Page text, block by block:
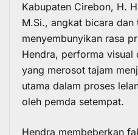
Kabupaten Cirebon, H.
M.Si., angkat bicara dan
menyembunyikan rasa
Hendra, performa visual
yang merosot tajam
utama dalam proses
oleh pemda setempat.
Hendra membeberkan